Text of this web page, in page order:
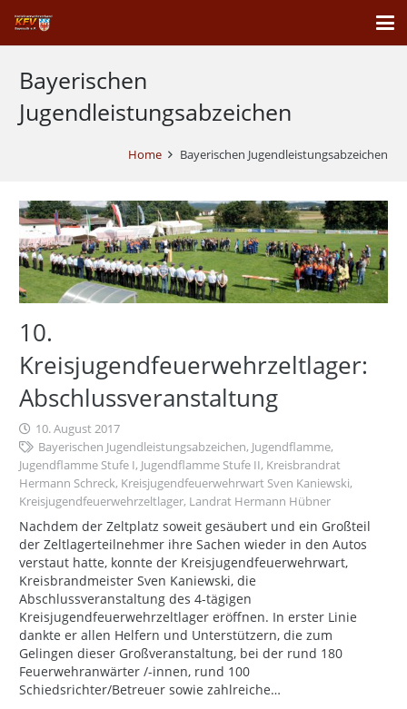
Bayerischen
Jugendleistungsabzeichen
Home Bayerischen Jugendleistungsabzeichen
10.
Kreisjugendfeuerwehrzeltlager:
Abschlussveranstaltung
10. August 2017
Bayerischen Jugendleistungsabzeichen, Jugendflamme,
Jugendflamme Stufe I, Jugendflamme Stufe II, Kreisbrandrat
Hermann Schreck, Kreisjugendfeuerwehrwart Sven Kaniewski,
Kreisjugendfeuerwehrzeltlager, Landrat Hermann Hübner
Nachdem der Zeltplatz soweit gesäubert und ein Großteil
der Zeltlagerteilnehmer ihre Sachen wieder in den Autos
verstaut hatte, konnte der Kreisjugendfeuerwehrwart,
Kreisbrandmeister Sven Kaniewski, die
Abschlussveranstaltung des 4-tägigen
Kreisjugendfeuerwehrzeltlager eröffnen. In erster Linie
dankte er allen Helfern und Unterstützern, die zum
Gelingen dieser Großveranstaltung, bei der rund 180
Feuerwehranwärter /-innen, rund 100
Schiedsrichter/Betreuer sowie zahlreiche…